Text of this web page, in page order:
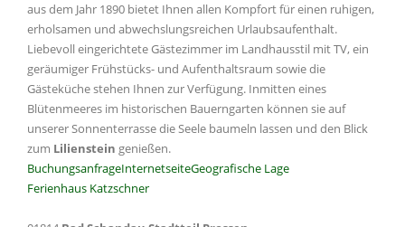
aus dem Jahr 1890 bietet Ihnen allen Kompfort für einen ruhigen,
erholsamen und abwechslungsreichen Urlaubsaufenthalt.
Liebevoll eingerichtete Gästezimmer im Landhausstil mit TV, ein
geräumiger Frühstücks- und Aufenthaltsraum sowie die
Gästeküche stehen Ihnen zur Verfügung. Inmitten eines
Blütenmeeres im historischen Bauerngarten können sie auf
unserer Sonnenterrasse die Seele baumeln lassen und den Blick
zum Lilienstein genießen.
BuchungsanfrageInternetseiteGeografische Lage
Ferienhaus Katzschner